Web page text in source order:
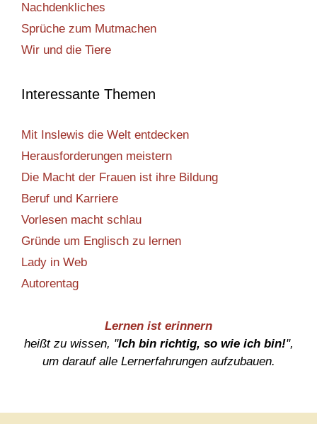
Nachdenkliches
Sprüche zum Mutmachen
Wir und die Tiere
Interessante Themen
Mit Inslewis die Welt entdecken
Herausforderungen meistern
Die Macht der Frauen ist ihre Bildung
Beruf und Karriere
Vorlesen macht schlau
Gründe um Englisch zu lernen
Lady in Web
Autorentag
Lernen ist erinnern
heißt zu wissen, "Ich bin richtig, so wie ich bin!",
um darauf alle Lernerfahrungen aufzubauen.